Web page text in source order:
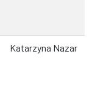
Katarzyna Nazar